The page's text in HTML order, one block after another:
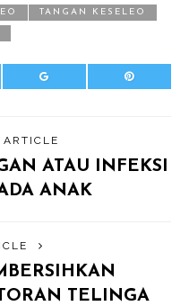
TANGAN KESELEO
ARTICLE
ATAU INFEKSI
ANAK
TELINGA